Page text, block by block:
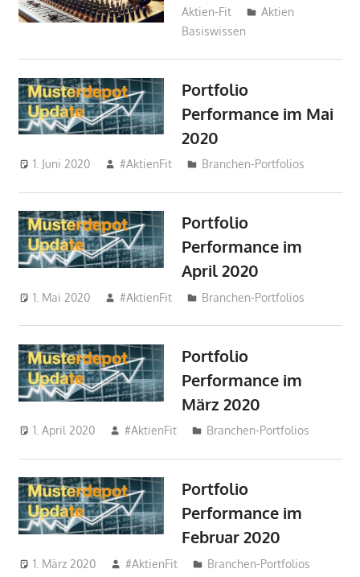
Aktien-Fit
Aktien
Basiswissen
Portfolio
Performance im Mai
2020
1. Juni 2020 #AktienFit Branchen-Portfolios
Portfolio
Performance im
April 2020
1. Mai 2020 #AktienFit Branchen-Portfolios
Portfolio
Performance im
März 2020
1. April 2020 #AktienFit Branchen-Portfolios
Portfolio
Performance im
Februar 2020
1. März 2020 #AktienFit Branchen-Portfolios